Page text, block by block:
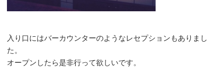
入り口にはバーカウンターのようなレセプションもありまし
た。
オープンしたら是非行って欲しいです。